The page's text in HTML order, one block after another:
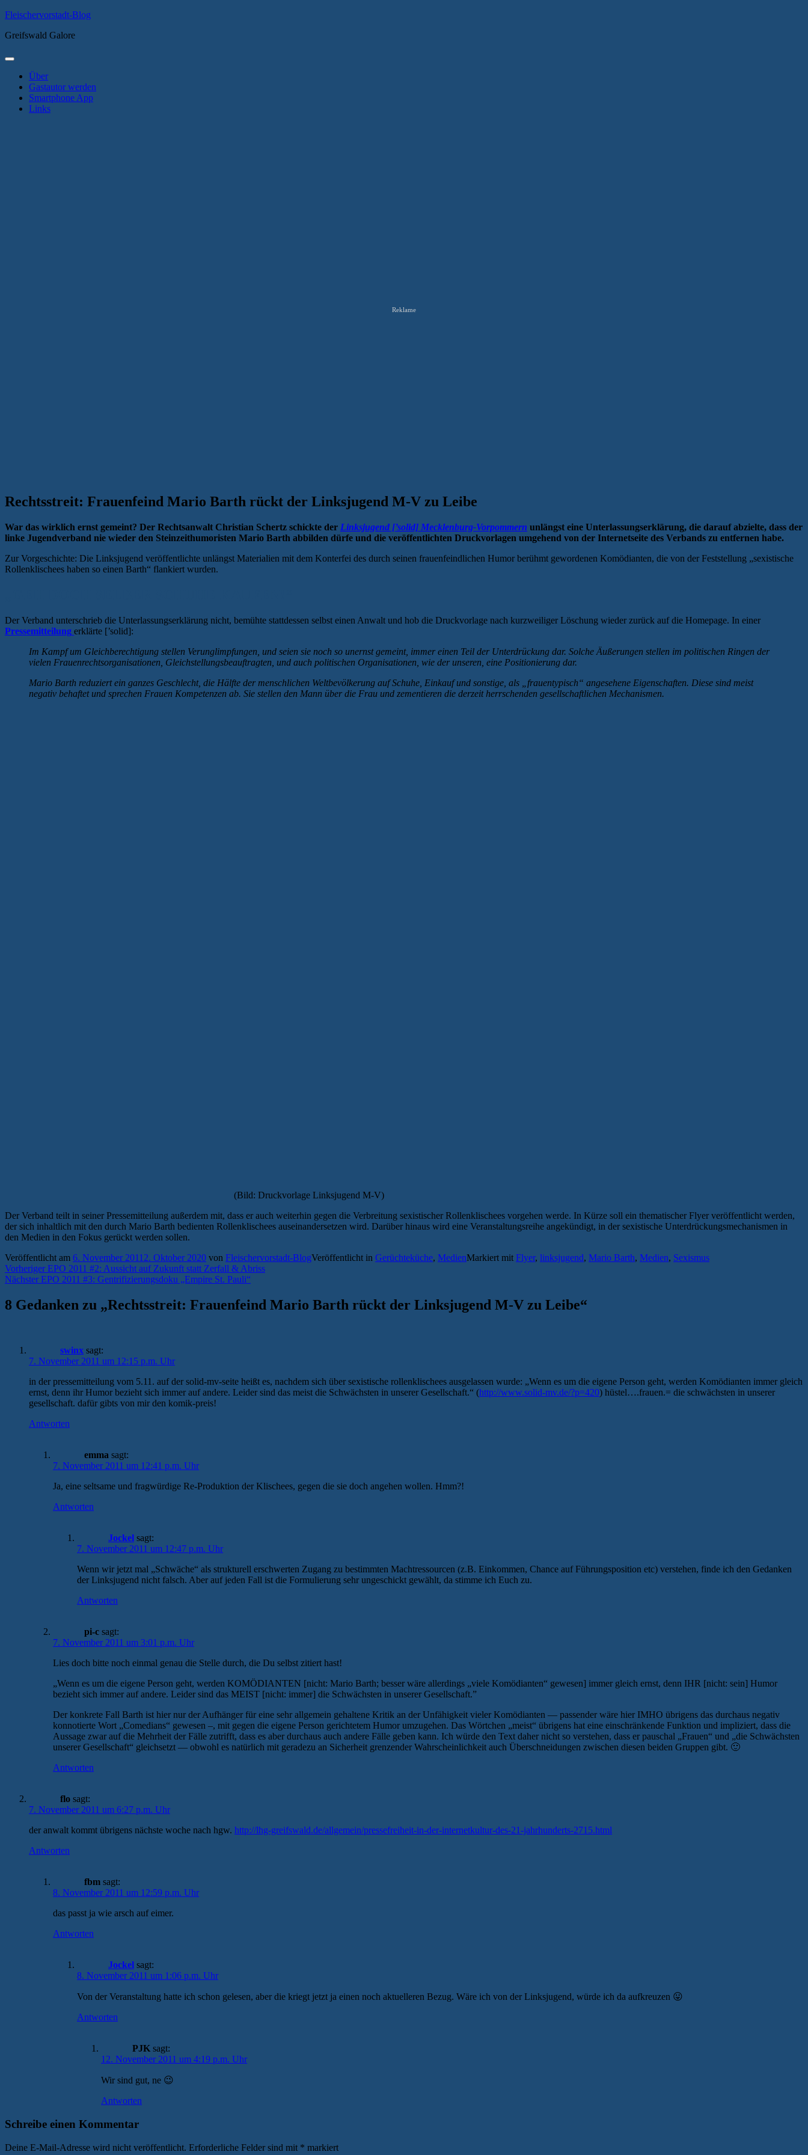
Zum
springen
Fleischervorstadt-Blog
Greifswald Galore
Primäres
Über
Gastautor werden
Smartphone App
Links
Reklame
Rechtsstreit: Frauenfeind Mario Barth rückt der Linksjugend M-V zu Leibe
War das wirklich ernst gemeint? Der Rechtsanwalt Christian Schertz schickte der Linksjugend [’solid] Mecklenburg-Vorpommern unlängst eine Unterlassungserklärung, die darauf abzielte, dass der
linke Jugendverband nie wieder den Steinzeithumoristen Mario Barth abbilden dürfe und die veröffentlichten Druckvorlagen umgehend von der Internetseite des Verbands zu entfernen habe.
Zur Vorgeschichte: Die Linksjugend veröffentlichte unlängst Materialien mit dem Konterfei des durch seinen frauenfeindlichen Humor berühmt gewordenen Komödianten, die von der Feststellung „sexistische
Rollenklischees haben so einen Barth“ flankiert wurden.
Der Verband unterschrieb die Unterlassungserklärung nicht, bemühte stattdessen selbst einen Anwalt und hob die Druckvorlage nach kurzweiliger Löschung wieder zurück auf die Homepage. In einer
Pressemitteilung erklärte [’solid]:
Im Kampf um Gleichberechtigung stellen Verunglimpfungen, und seien sie noch so unernst gemeint, immer einen Teil der Unterdrückung dar. Solche Äußerungen stellen im politischen Ringen der
vielen Frauenrechtsorganisationen, Gleichstellungsbeauftragten, und auch politischen Organisationen, wie der unseren, eine Positionierung dar.
Mario Barth reduziert ein ganzes Geschlecht, die Hälfte der menschlichen Weltbevölkerung auf Schuhe, Einkauf und sonstige, als „frauentypisch“ angesehene Eigenschaften. Diese sind meist
negativ behaftet und sprechen Frauen Kompetenzen ab. Sie stellen den Mann über die Frau und zementieren die derzeit herrschenden gesellschaftlichen Mechanismen.
(Bild: Druckvorlage Linksjugend M-V)
Der Verband teilt in seiner Pressemitteilung außerdem mit, dass er auch weiterhin gegen die Verbreitung sexistischer Rollenklischees vorgehen werde. In Kürze soll ein thematischer Flyer veröffentlicht werden,
der sich inhaltlich mit den durch Mario Barth bedienten Rollenklischees auseinandersetzen wird. Darüber hinaus wird eine Veranstaltungsreihe angekündigt, in der sexistische Unterdrückungsmechanismen in
den Medien in den Fokus gerückt werden sollen.
Veröffentlicht am 6. November 2011 2. Oktober 2020 von Fleischervorstadt-BlogVeröffentlicht in Gerüchteküche, MedienMarkiert mit Flyer, linksjugend, Mario Barth, Medien, Sexismus
Beitragsnavigation
Vorheriger Vorheriger
Beitrag:
EPO 2011 #2: Aussicht auf Zukunft statt Zerfall & Abriss
Nächster Nächster
EPO 2011 #3: Gentrifizierungsdoku „Empire St. Pauli“
8 Gedanken zu „Rechtsstreit: Frauenfeind Mario Barth rückt der Linksjugend M-V zu Leibe“
swinx sagt:
7. November 2011 um 12:15 p.m. Uhr
in der pressemitteilung vom 5.11. auf der solid-mv-seite heißt es, nachdem sich über sexistische rollenklischees ausgelassen wurde: „Wenn es um die eigene Person geht, werden Komödianten immer gleich
ernst, denn ihr Humor bezieht sich immer auf andere. Leider sind das meist die Schwächsten in unserer Gesellschaft.“ (http://www.solid-mv.de/?p=420) hüstel….frauen.= die schwächsten in unserer
gesellschaft. dafür gibts von mir den komik-preis!
Antworten
emma sagt:
7. November 2011 um 12:41 p.m. Uhr
Ja, eine seltsame und fragwürdige Re-Produktion der Klischees, gegen die sie doch angehen wollen. Hmm?!
Antworten
Jockel sagt:
7. November 2011 um 12:47 p.m. Uhr
Wenn wir jetzt mal „Schwäche“ als strukturell erschwerten Zugang zu bestimmten Machtressourcen (z.B. Einkommen, Chance auf Führungsposition etc) verstehen, finde ich den Gedanken
der Linksjugend nicht falsch. Aber auf jeden Fall ist die Formulierung sehr ungeschickt gewählt, da stimme ich Euch zu.
Antworten
pi-c sagt:
7. November 2011 um 3:01 p.m. Uhr
Lies doch bitte noch einmal genau die Stelle durch, die Du selbst zitiert hast!
„Wenn es um die eigene Person geht, werden KOMÖDIANTEN [nicht: Mario Barth; besser wäre allerdings „viele Komödianten“ gewesen] immer gleich ernst, denn IHR [nicht: sein] Humor
bezieht sich immer auf andere. Leider sind das MEIST [nicht: immer] die Schwächsten in unserer Gesellschaft.”
Der konkrete Fall Barth ist hier nur der Aufhänger für eine sehr allgemein gehaltene Kritik an der Unfähigkeit vieler Komödianten — passender wäre hier IMHO übrigens das durchaus negativ
konnotierte Wort „Comedians“ gewesen –, mit gegen die eigene Person gerichtetem Humor umzugehen. Das Wörtchen „meist“ übrigens hat eine einschränkende Funktion und impliziert, dass die
Aussage zwar auf die Mehrheit der Fälle zutrifft, dass es aber durchaus auch andere Fälle geben kann. Ich würde den Text daher nicht so verstehen, dass er pauschal „Frauen“ und „die Schwächsten
unserer Gesellschaft“ gleichsetzt — obwohl es natürlich mit geradezu an Sicherheit grenzender Wahrscheinlichkeit auch Überschneidungen zwischen diesen beiden Gruppen gibt. 🙂
Antworten
flo sagt:
7. November 2011 um 6:27 p.m. Uhr
der anwalt kommt übrigens nächste woche nach hgw. http://lhg-greifswald.de/allgemein/pressefreiheit-in-der-internetkultur-des-21-jahrhunderts-2715.html
Antworten
fbm sagt:
8. November 2011 um 12:59 p.m. Uhr
das passt ja wie arsch auf eimer.
Antworten
Jockel sagt:
8. November 2011 um 1:06 p.m. Uhr
Von der Veranstaltung hatte ich schon gelesen, aber die kriegt jetzt ja einen noch aktuelleren Bezug. Wäre ich von der Linksjugend, würde ich da aufkreuzen 😛
Antworten
PJK sagt:
12. November 2011 um 4:19 p.m. Uhr
Wir sind gut, ne 😉
Antworten
Schreibe einen Kommentar
Deine E-Mail-Adresse wird nicht veröffentlicht. Erforderliche Felder sind mit * markiert